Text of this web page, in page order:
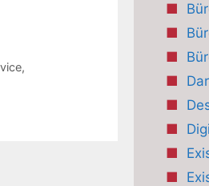
,